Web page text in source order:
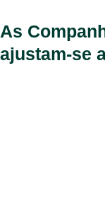
As
ajustam-se